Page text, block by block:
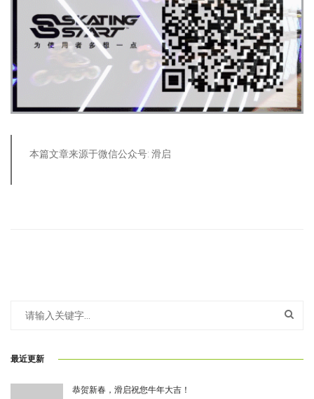
本篇文章来源于微信公众号: 滑启
最近更新
恭贺新春，滑启祝您牛年大吉！